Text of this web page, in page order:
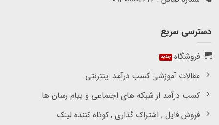
دسترسی سریع
فروشگاه
مقالات آموزشی کسب درآمد اینترنتی
کسب درآمد از شبکه های اجتماعی و پیام رسان ها
فروش فایل , اشتراک گذاری , کوتاه کننده لینک